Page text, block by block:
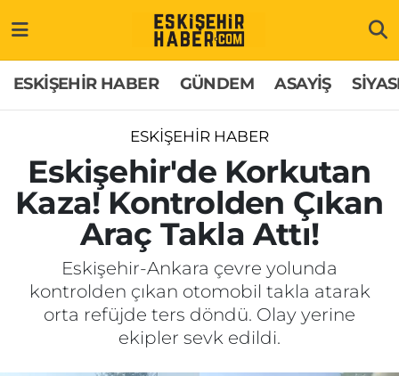
ESKİŞEHİR HABER GÜNDEM ASAYİŞ
ESKİŞEHİR HABER
Eskişehir'de Korkutan
Kaza! Kontrolden Çıkan
Araç Takla Attı!
Eskişehir-Ankara çevre yolunda
kontrolden çıkan otomobil takla atarak
orta refüjde ters döndü. Olay yerine
ekipler sevk edildi.
GÜNDEM
ASAYİŞ
SİYASET
EKONOMİ
SAĞLIK
Hakkımızda
İletişim
Künye
Odunpazarı Trafik Yoğunluk Haritası
Süper Lig Puan Durumu ve Fikstür
Tüm Manşetler
Son Dakika Haberleri
Haber Arşivi